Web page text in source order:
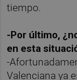
tiempo.
-Por último,
en esta
-
Valenciana ya